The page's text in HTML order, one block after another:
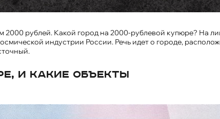
рублей. Какой город на 2000-рублевой купюре? На
индустрии России. Речь идет о городе,
и какие объекты